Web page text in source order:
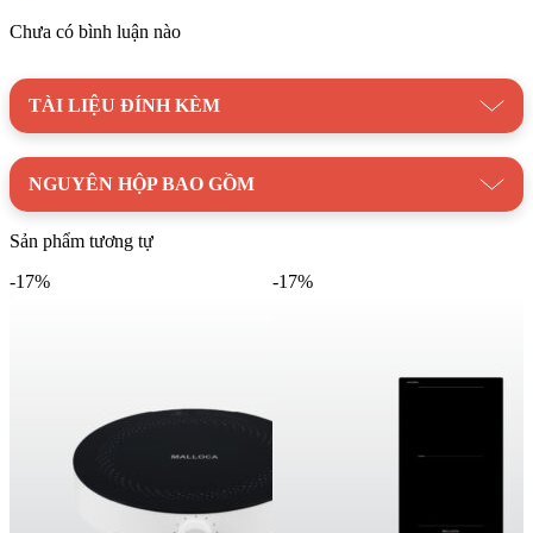
với chế độ thông thường – lý tưởng cho những bữa ăn cần
Công nghệ Half-Bridge giữ ổn định nhiệt độ trong suốt quá
trình nấu, giúp món ăn chín đều, tránh tình trạng cháy khét.
Bếp từ Malloca HIH 860 FZ có chức năng nhận diện đáy
nồi, chỉ gia nhiệt đúng vị trí đặt nồi, giúp tiết kiệm điện và
nâng cao độ an toàn.
Hệ thống điều khiển cảm ứng trượt nhạy bén đi kèm màn
hình LED hiển thị rõ ràng, cho phép điều chỉnh công suất và
Bộ lọc bằng nhôm dễ tháo rời, có khả năng giữ lại dầu mỡ,
đồng thời hỗ trợ khử mùi bằng than hoạt tính hoặc thoát khí
ra ngoài theo nhu cầu người dùng.
Các chức năng an toàn như khóa phím, cảnh báo dư nhiệt
Chưa có bình luận nào
TÀI LIỆU ĐÍNH KÈM
NGUYÊN HỘP BAO GỒM
Sản phẩm tương tự
-17%
-17%